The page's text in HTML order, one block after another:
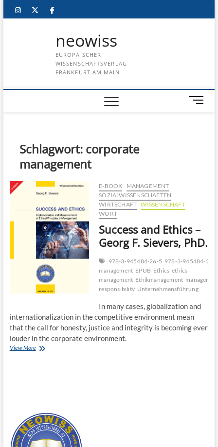
instagram
twitter
facebook
neowiss
EUROPÄISCHER
WISSENSCHAFTSVERLAG
FRANKFURT AM MAIN
M
e
Schlagwort: corporate
management
E-BOOK
MANAGEMENT
SOZIALWISSENSCHAFTEN
WIRTSCHAFT WISSENSCHAFT
WORT
Success and Ethics –
Georg F. Sievers, PhD.
978-3-945484-26-5 978-3-945484-27-2
management EPUB Ethics ethics
management Ethikmanagement
responsibility Unternehmensführung
In many cases, globalization and
internationalization in the competitive environment mean
that the call for honesty, justice and integrity is becoming ever
louder in the corporate environment.
View MoreSuccess